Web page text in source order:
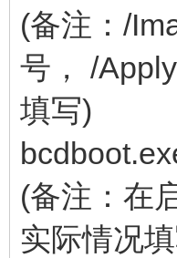
(备注：/
号， /
填写)
(备注：在
实际情况